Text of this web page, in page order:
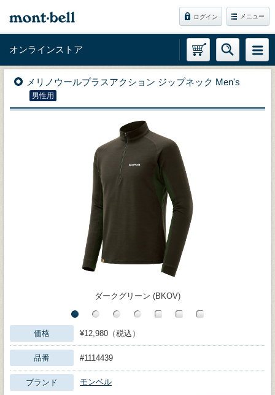
ログイン メニュー
オンラインストア
メリノウールプラスアクション ジップネック Men's
男性用
ダークグリーン (BKOV)
価格 ¥12,980（税込）
品番 #1114439
ブランド モンベル